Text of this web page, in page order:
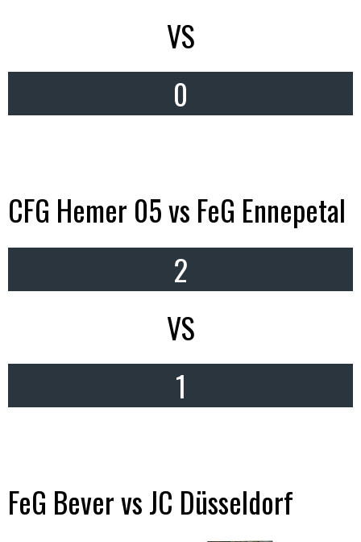
VS
0
CFG Hemer 05 vs FeG Ennepetal
2
VS
1
FeG Bever vs JC Düsseldorf